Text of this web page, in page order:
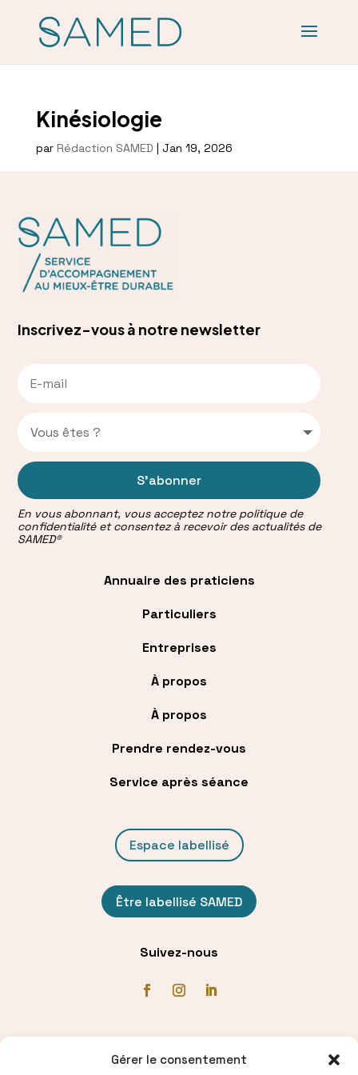
Gérer le consentement
Kinésiologie
par Rédaction SAMED | Jan 19, 2026
Inscrivez-vous à notre newsletter
S'abonner
En vous abonnant, vous acceptez notre politique de
confidentialité et consentez à recevoir des actualités de
SAMED®
Annuaire des praticiens
Particuliers
Entreprises
À propos
À propos
Prendre rendez-vous
Service après séance
Espace labellisé
Être labellisé SAMED
Suivez-nous